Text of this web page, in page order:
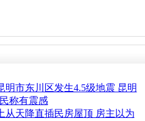
明市东川区发生4.5级地震 昆明
称有震感
从天降直插民房屋顶 房主以为